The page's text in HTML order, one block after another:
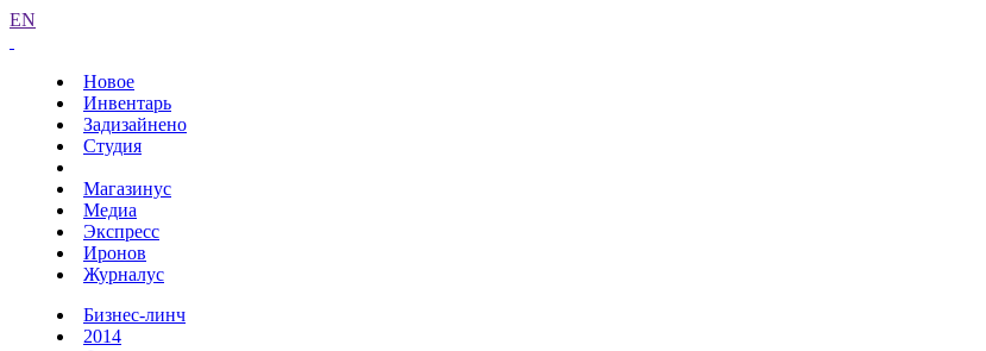
EN
Новое
Инвентарь
Задизайнено
Студия
Магазинус
Медиа
Экспресс
Иронов
Журналус
Бизнес-линч
2014